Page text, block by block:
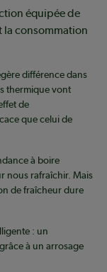
équipée de
la consommation
différence dans
thermique vont
de
que celui de
à boire
nous rafraîchir. Mais
de fraîcheur dure
: un
à un arrosage